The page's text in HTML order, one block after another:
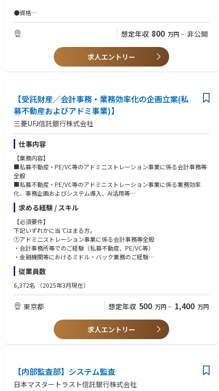
・その他信託を伴う新しいファイナンス・スキームの開発や対顧客営業な
・上記各種案件における、プロジェクトマネジャーのサポート業務
●資格
【尚可】CFAや、会計税務関連の資格
●スキル
【必須】ワード、エクセル、パワポの資料作成能力
【尚可】簿記3級レベルの会計税務知識
●その他
【必須】ディールチームの一員としての他のメンバーとの高いコミュニケ
ーション力、臨機応変の対応力
【尚可】比較的規模の大きなディールの一員として従事した経験
■学歴：大学 大学院
想定年収 800 万円 ~ 非公開
求人エントリー
【受託財産／会計事務・業務効率化の企画立案(私
募不動産およびアドミ事業)】
三菱UFJ信託銀行株式会社
仕事内容
【業務内容】
■私募不動産・PE/VC等のアドミ二ストレーション事業に係る会計事務等
全般
■私募不動産・PE/VC等のアドミニストレーション事業に係る業務効率
化、事務企画およびシステム導入、AI活用等
【配属部署】
国内インベスターサービス部
ファンドアドミグループ
【部署詳細】
三菱UFJ信託銀行として今後より注力していく領域として、新たに新設し
そのため業務フロー整備など、事業拡大に向けて事業全体から関わること
ができます。
フィナンシャル・グループの中核を担う信託銀行として、資産運用・資産
門性をお客様へ提供し、Fintech等による金融の変革の中においても、フィ
ナンシャル・グループの国内トップクラスの圧倒的な顧客基盤に対して高
しています。
【働き方】
求める経験 / スキル
【必須要件】
下記いずれかに当てはまる方。
①アドミ二ストレーション事業に係る会計事務等全般
・会計事務所等でのご経験（私募不動産、PE/VC等）
・金融機関等におけるミドル・バック業務のご経験
②顧客折衝経験
・会計事務所や金融機関等での顧客対応経験、提案＆調整業務経験
③アドミニストレーション事業に係る業務効率化
・事務企画やシステム導入、AI活用推進等のご経験
・オルタナティブ投資、証券化への関与経験があれば尚可
従業員数
6,372名 （2025年3月現在）
東京都 想定年収 500 万円 ~ 1,400 万円
求人エントリー
【内部監査部】システム監査
日本マスタートラスト信託銀行株式会社